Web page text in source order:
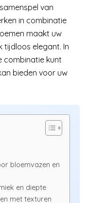
van
in combinatie
maakt uw
tijdloos elegant. In
combinatie kunt
bieden voor uw
bloemvazen en
en diepte
met texturen